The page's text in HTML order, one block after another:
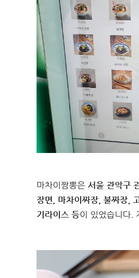
마차이짬뽕은 서울 관악구
장면, 마차이짜장, 불짜장,
기라이스 등이 있었습니다.